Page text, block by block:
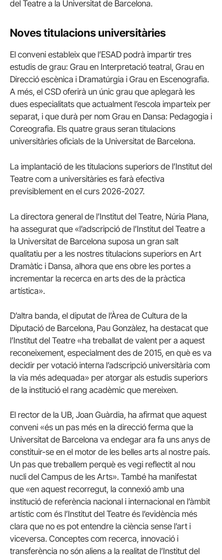
del Teatre a la Universitat de Barcelona.
Noves titulacions universitàries
El conveni estableix que l’ESAD podrà impartir tres
estudis de grau: Grau en Interpretació teatral, Grau en
Direcció escènica i Dramatúrgia i Grau en Escenografia.
A més, el CSD oferirà un únic grau que aplegarà les
dues especialitats que actualment l’escola imparteix per
separat, i que durà per nom Grau en Dansa: Pedagogia i
Coreografia. Els quatre graus seran titulacions
universitàries oficials de la Universitat de Barcelona.
La implantació de les titulacions superiors de l’Institut del
Teatre com a universitàries es farà efectiva
previsiblement en el curs 2026-2027.
La directora general de l’Institut del Teatre, Núria Plana,
ha assegurat que «l’adscripció de l’Institut del Teatre a
la Universitat de Barcelona suposa un gran salt
qualitatiu per a les nostres titulacions superiors en Art
Dramàtic i Dansa, alhora que ens obre les portes a
incrementar la recerca en arts des de la pràctica
artística».
D’altra banda, el diputat de l’Àrea de Cultura de la
Diputació de Barcelona, Pau Gonzàlez, ha destacat que
l’Institut del Teatre «ha treballat de valent per a aquest
reconeixement, especialment des de 2015, en què es va
decidir per votació interna l’adscripció universitària com
la via més adequada» per atorgar als estudis superiors
de la institució el rang acadèmic que mereixen.
El rector de la UB, Joan Guàrdia, ha afirmat que aquest
conveni «és un pas més en la direcció ferma que la
Universitat de Barcelona va endegar ara fa uns anys de
constituir-se en el motor de les belles arts al nostre país.
Un pas que treballem perquè es vegi reflectit al nou
nucli del Campus de les Arts». També ha manifestat
que «en aquest recorregut, la connexió amb una
institució de referència nacional i internacional en l’àmbit
artístic com és l’Institut del Teatre és l’evidència més
clara que no es pot entendre la ciència sense l’art i
viceversa. Conceptes com recerca, innovació i
transferència no són aliens a la realitat de l’Institut del